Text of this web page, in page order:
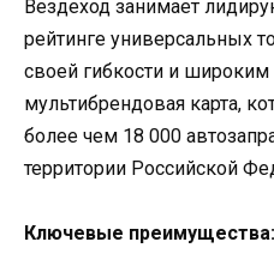
Вездеход занимает
рейтинге универсальных
своей гибкости и
мультибрендовая карта,
более чем 18 000
территории Российской
Ключевые преимущества: